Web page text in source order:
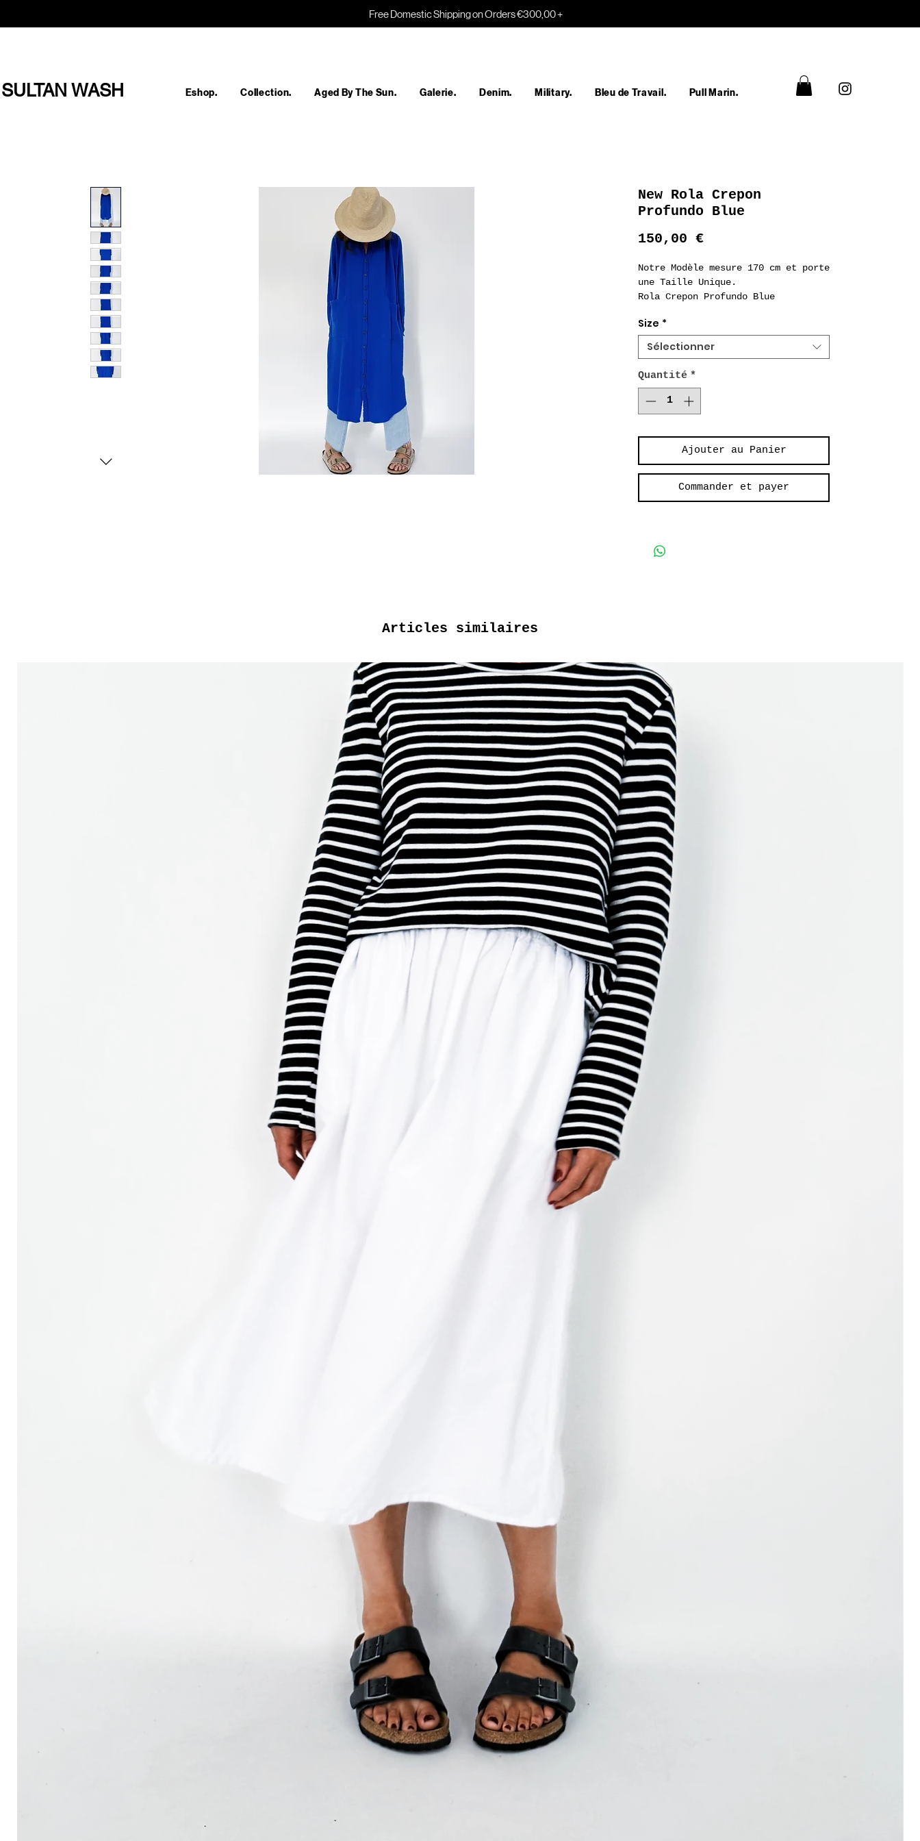
Free Domestic Shipping on Orders €300,00 +
SULTAN WASH Eshop. Collection. Aged By The Sun. Galerie. Denim. Military. Bleu de Travail. Pull Marin.
New Rola Crepon
Profundo Blue
150,00 €Prix
Notre Modèle mesure 170 cm et porte
une Taille Unique.
Rola Crepon Profundo Blue
Longue Robe Boutonnée
Long Buttoned Dress
Patch pockets
Size *
Sélectionner
Quantité *
Ajouter au Panier
Commander et payer
Articles similaires